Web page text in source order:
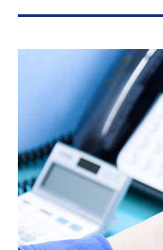
Aさん
て入
入社